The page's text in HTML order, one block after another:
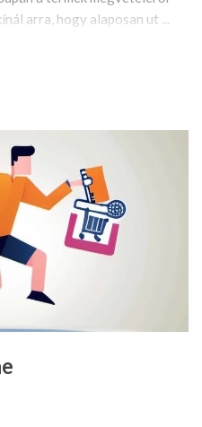
arra, hogy alaposan ut ...